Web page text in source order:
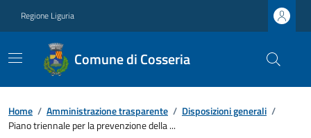
Regione Liguria
Comune di Cosseria
Home / Amministrazione trasparente / Disposizioni generali /
Piano triennale per la prevenzione della ...